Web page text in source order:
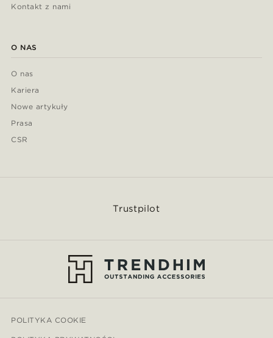
Kontakt z nami
O NAS
O nas
Kariera
Nowe artykuły
Prasa
CSR
Trustpilot
POLITYKA COOKIE